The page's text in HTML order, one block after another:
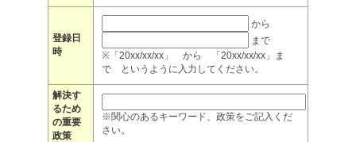
登録日
時
から
まで
※「20xx/xx/xx」 から 「20xx/xx/xx」ま
で というように入力してください。
解決す
るため
の重要
政策
※関心のあるキーワード、政策をご記入くだ
さい。